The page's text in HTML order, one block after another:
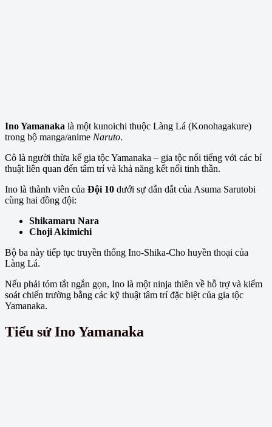
Ino Yamanaka là một kunoichi thuộc Làng Lá (Konohagakure)
trong bộ manga/anime Naruto.
Cô là người thừa kế gia tộc Yamanaka – gia tộc nổi tiếng với các bí
thuật liên quan đến tâm trí và khả năng kết nối tinh thần.
Ino là thành viên của Đội 10 dưới sự dẫn dắt của Asuma Sarutobi
cùng hai đồng đội:
Shikamaru Nara
Choji Akimichi
Bộ ba này tiếp tục truyền thống Ino-Shika-Cho huyền thoại của
Làng Lá.
Nếu phải tóm tắt ngắn gọn, Ino là một ninja thiên về hỗ trợ và kiểm
soát chiến trường bằng các kỹ thuật tâm trí đặc biệt của gia tộc
Yamanaka.
Tiểu sử Ino Yamanaka